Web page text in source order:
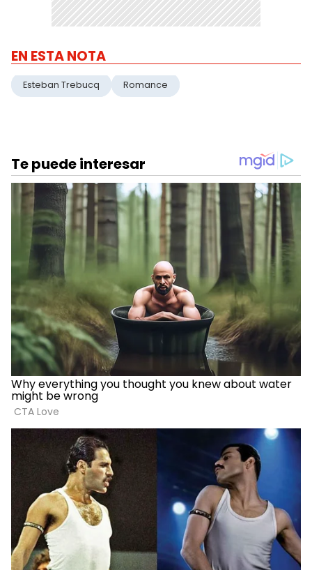
EN ESTA NOTA
Esteban Trebucq Romance